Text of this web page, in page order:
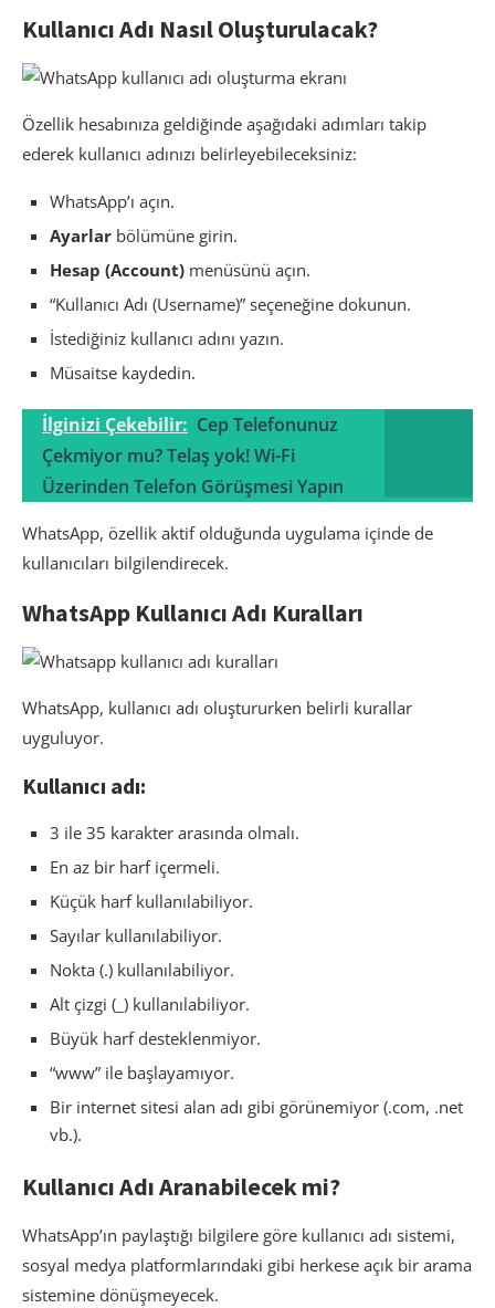
Kullanıcı Adı Nasıl Oluşturulacak?
Özellik hesabınıza geldiğinde aşağıdaki adımları takip
ederek kullanıcı adınızı belirleyebileceksiniz:
WhatsApp’ı açın.
Ayarlar bölümüne girin.
Hesap (Account) menüsünü açın.
“Kullanıcı Adı (Username)” seçeneğine dokunun.
İstediğiniz kullanıcı adını yazın.
Müsaitse kaydedin.
İlginizi Çekebilir: Cep Telefonunuz
Çekmiyor mu? Telaş yok! Wi-Fi
Üzerinden Telefon Görüşmesi Yapın
WhatsApp, özellik aktif olduğunda uygulama içinde de
kullanıcıları bilgilendirecek.
WhatsApp Kullanıcı Adı Kuralları
WhatsApp, kullanıcı adı oluştururken belirli kurallar
uyguluyor.
Kullanıcı adı:
3 ile 35 karakter arasında olmalı.
En az bir harf içermeli.
Küçük harf kullanılabiliyor.
Sayılar kullanılabiliyor.
Nokta (.) kullanılabiliyor.
Alt çizgi (_) kullanılabiliyor.
Büyük harf desteklenmiyor.
“www” ile başlayamıyor.
Bir internet sitesi alan adı gibi görünemiyor (.com, .net
vb.).
Kullanıcı Adı Aranabilecek mi?
WhatsApp’ın paylaştığı bilgilere göre kullanıcı adı sistemi,
sosyal medya platformlarındaki gibi herkese açık bir arama
sistemine dönüşmeyecek.